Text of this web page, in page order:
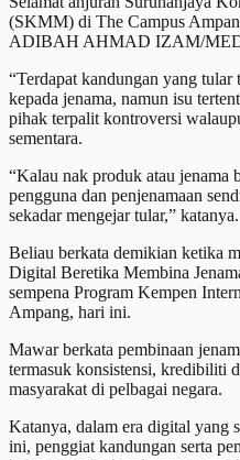
(SKMM) di The Campus
ADIBAH AHMAD IZAM/
“Terdapat kandungan yang tular
kepada jenama, namun isu
pihak terpalit kontroversi
sementara.
“Kalau nak produk atau jenama
pengguna dan penjenamaan
sekadar mengejar tular,” katanya.
Beliau berkata demikian ketika
Digital Beretika Membina
sempena Program Kempen
Ampang, hari ini.
Mawar berkata pembinaan
termasuk konsistensi, kredibiliti
masyarakat di pelbagai negara.
Katanya, dalam era digital yang
ini, penggiat kandungan serta